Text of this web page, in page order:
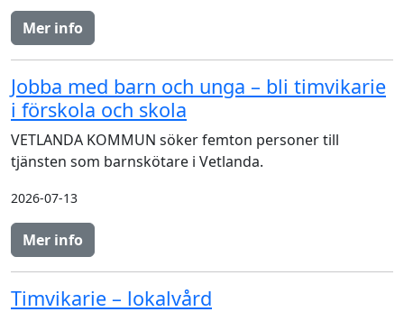
Mer info
Jobba med barn och unga – bli timvikarie
i förskola och skola
VETLANDA KOMMUN söker femton personer till
tjänsten som barnskötare i Vetlanda.
2026-07-13
Mer info
Timvikarie – lokalvård